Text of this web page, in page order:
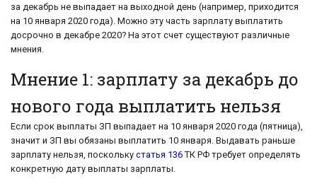
за декабрь не выпадает на выходной день (например, приходится
на 10 января 2020 года). Можно эту часть зарплату выплатить
досрочно в декабре 2020? На этот счет существуют различные
мнения.
Мнение 1: зарплату за декабрь до
нового года выплатить нельзя
Если срок выплаты ЗП выпадает на 10 января 2020 года (пятница),
значит и ЗП вы обязаны выплатить 10 января. Выдавать раньше
зарплату нельзя, поскольку статья 136 ТК РФ требует определять
конкретную дату выплаты зарплаты.